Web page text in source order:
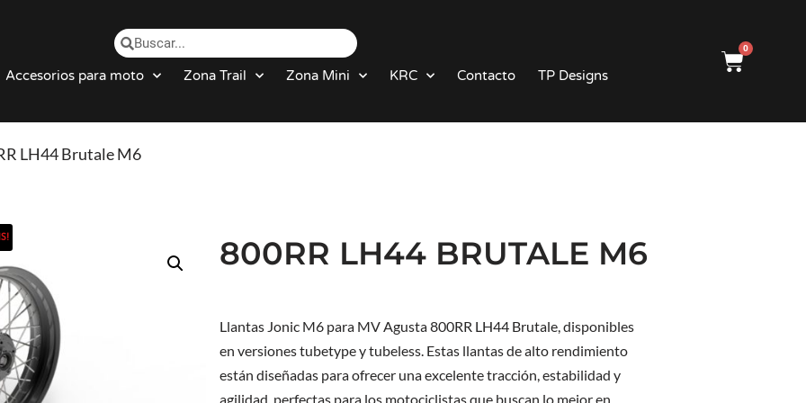
Accesorios para moto Zona Trail Zona Mini KRC Contacto TP Designs
0
LH44 Brutale M6
800RR LH44 BRUTALE M6
Llantas Jonic M6 para MV Agusta 800RR LH44 Brutale, disponibles
en versiones tubetype y tubeless. Estas llantas de alto rendimiento
están diseñadas para ofrecer una excelente tracción, estabilidad y
agilidad, perfectas para los motociclistas que buscan lo mejor en